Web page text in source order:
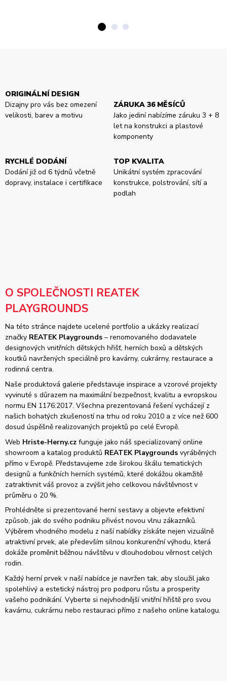
ORIGINÁLNÍ DESIGN
Dizajny pro vás bez omezení
velikosti, barev a motivu
ZÁRUKA 36 MĚSÍCŮ
Jako jediní nabízíme záruku 3 + 8
let na konstrukci a plastové
komponenty
RYCHLÉ DODÁNÍ
Dodání již od 6 týdnů včetně
dopravy, instalace i certifikace
TOP KVALITA
Unikátní systém zpracování
konstrukce, polstrování, sítí a
podlah
O SPOLEČNOSTI REATEK
PLAYGROUNDS
Na této stránce najdete ucelené portfolio a ukázky realizací
značky REATEK Playgrounds – renomovaného dodavatele
designových vnitřních dětských hřišť, herních boxů a dětských
koutků navržených speciálně pro kavárny, cukrárny, restaurace a
rodinná centra.
Naše produktová galerie představuje inspirace a vzorové projekty
vyvinuté s důrazem na maximální bezpečnost, kvalitu a evropskou
normu EN 1176:2017. Všechna prezentovaná řešení vycházejí z
našich bohatých zkušeností na trhu od roku 2010 a z více než 600
dosud úspěšně realizovaných projektů po celé Evropě.
Web Hriste-Herny.cz funguje jako náš specializovaný online
showroom a katalog produktů REATEK Playgrounds vyráběných
přímo v Evropě. Představujeme zde širokou škálu tematických
designů a funkčních herních systémů, které dokážou okamžitě
zatraktivnit váš provoz a zvýšit jeho celkovou návštěvnost v
průměru o 20 %.
Prohlédněte si prezentované herní sestavy a objevte efektivní
způsob, jak do svého podniku přivést novou vlnu zákazníků.
Výběrem vhodného modelu z naší nabídky získáte nejen vizuálně
atraktivní prvek, ale především silnou konkurenční výhodu, která
dokáže proměnit běžnou návštěvu v dlouhodobou věrnost celých
rodin.
Každý herní prvek v naší nabídce je navržen tak, aby sloužil jako
spolehlivý a estetický nástroj pro podporu růstu a prosperity
vašeho podnikání. Vyberte si nejvhodnější vnitřní hřiště pro svou
kavárnu, cukrárnu nebo restauraci přímo z našeho online katalogu.